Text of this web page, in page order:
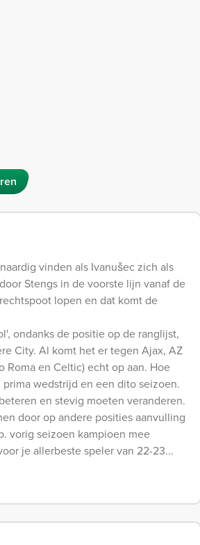
vinden als Ivanušec zich als
Stengs in de voorste lijn vanaf de
lopen en dat komt de
ondanks de positie op de ranglijst,
City. Al komt het er tegen Ajax, AZ
Roma en Celtic) echt op aan. Hoe
wedstrijd en een dito seizoen.
en stevig moeten veranderen.
door op andere posities aanvulling
vorig seizoen kampioen mee
je allerbeste speler van 22-23...